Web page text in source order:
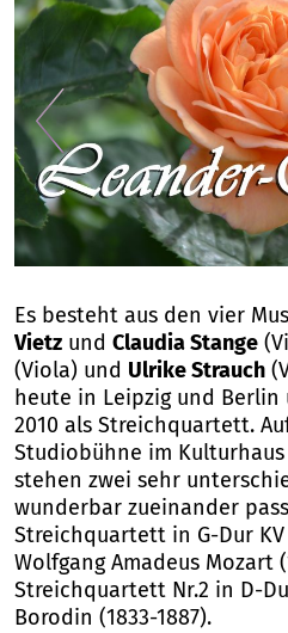
Es besteht aus den vier
Vietz und Claudia Stange
(Viola) und Ulrike Strauch
heute in Leipzig und
2010 als Streichquartett.
Studiobühne im
stehen zwei sehr
wunderbar zueinander
Streichquartett in G-Dur
Wolfgang Amadeus Mozart
Streichquartett Nr.2 in D-
Borodin (1833-1887).